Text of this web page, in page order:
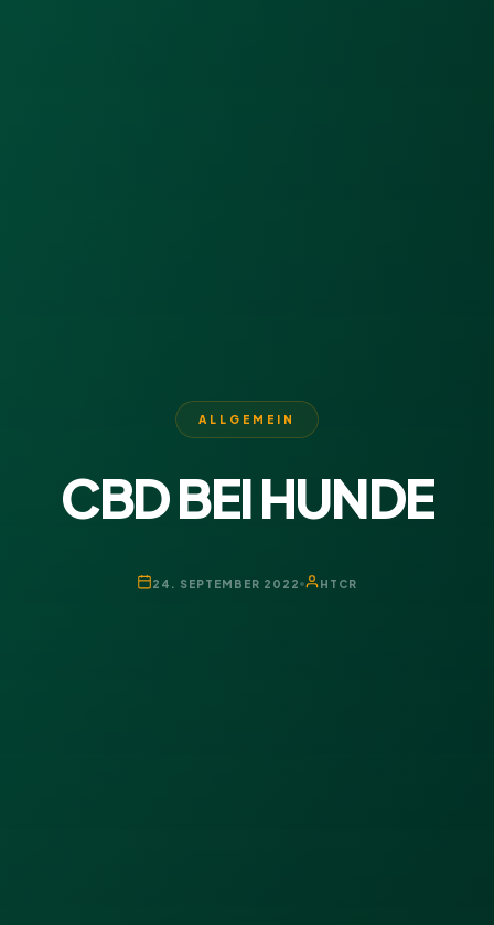
ALLGEMEIN
CBD BEI HUNDE
24. SEPTEMBER 2022 HTCR